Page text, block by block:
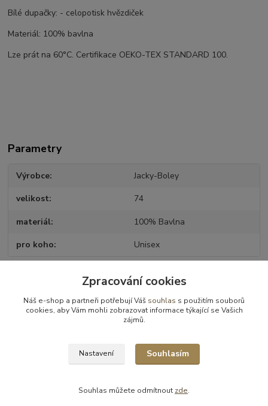
Bílé dupačky: - celopotisk hvězdiček
Materiál: 100% bavlna
Lze prát na 60°C. Certifikace OEKO-TEX STANDARD 100.
Parametry
Výrobce Jacky-Boley
velikost 74
materiál 100% Bavlna
pro koho Unisex
Zboží zařazeno v kategoriích
Dětské a kojenecké oblečení
Zpracování cookies
Náš e-shop a partneři potřebují Váš souhlas s použitím souborů
cookies, aby Vám mohli zobrazovat informace týkající se Vašich
zájmů.
Nastavení Souhlasím
Souhlas můžete odmítnout zde.